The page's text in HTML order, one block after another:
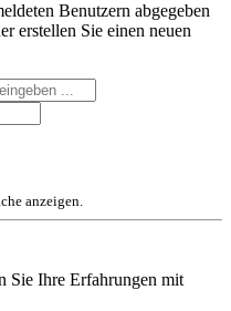
Benutzern abgegeben
erstellen Sie einen neuen
anzeigen.
Sie Ihre Erfahrungen mit